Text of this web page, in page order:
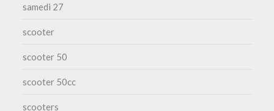
samedi 27
scooter
scooter 50
scooter 50cc
scooters